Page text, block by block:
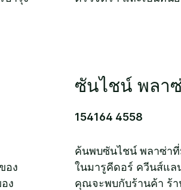
อง
ง
ซันไชน์ พลา
154164 4558
ค้นพบซันไชน์ พลาซ่า
ในมารูคีดอร์ ควีนส์แล
คุณจะพบกับร้านค้า ร้า